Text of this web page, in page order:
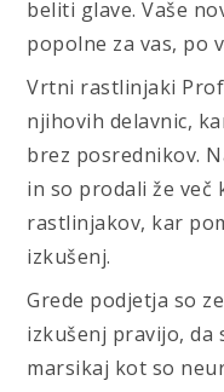
beliti glave. Vaše
popolne za vas, po
Vrtni rastlinjaki
njihovih delavnic,
brez posrednikov.
in so prodali že več
rastlinjakov, kar
izkušenj.
Grede podjetja so
izkušenj pravijo, da
marsikaj kot so